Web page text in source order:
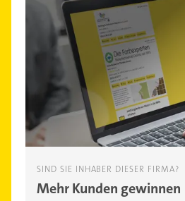
SIND SIE INHABER DIESER FIRMA?
Mehr Kunden gewinnen